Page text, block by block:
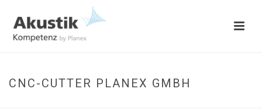
CNC-CUTTER PLANEX GMBH